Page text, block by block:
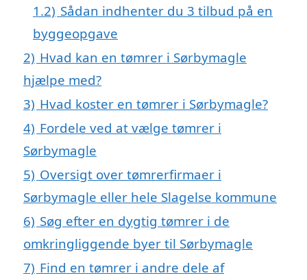
1.2) Sådan indhenter du 3 tilbud på en
byggeopgave
2) Hvad kan en tømrer i Sørbymagle
hjælpe med?
3) Hvad koster en tømrer i Sørbymagle?
4) Fordele ved at vælge tømrer i
Sørbymagle
5) Oversigt over tømrerfirmaer i
Sørbymagle eller hele Slagelse kommune
6) Søg efter en dygtig tømrer i de
omkringliggende byer til Sørbymagle
7) Find en tømrer i andre dele af